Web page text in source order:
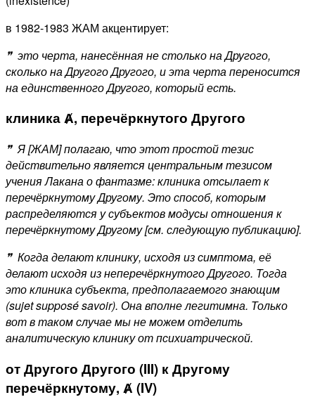
в 1982-1983 ЖАМ акцентирует:
❞ это черта, нанесённая не столько на Другого,
сколько на Другого Другого, и эта черта переносится
на единственного Другого, который есть.
клиника Ⱥ, перечёркнутого Другого
❞ Я [ЖАМ] полагаю, что этот простой тезис
действительно является центральным тезисом
учения Лакана о фантазме: клиника отсылает к
перечёркнутому Другому. Это способ, которым
распределяются у субъектов модусы отношения к
перечёркнутому Другому [см. следующую публикацию].
❞ Когда делают клинику, исходя из симптома, её
делают исходя из неперечёркнутого Другого. Тогда
это клиника субъекта, предполагаемого знающим
(sujetsupposé savoir). Она вполне легитимна. Только
вот в таком случае мы не можем отделить
аналитическую клинику от психиатрической.
от Другого Другого (III) к Другому
перечёркнутому, Ⱥ (IV)